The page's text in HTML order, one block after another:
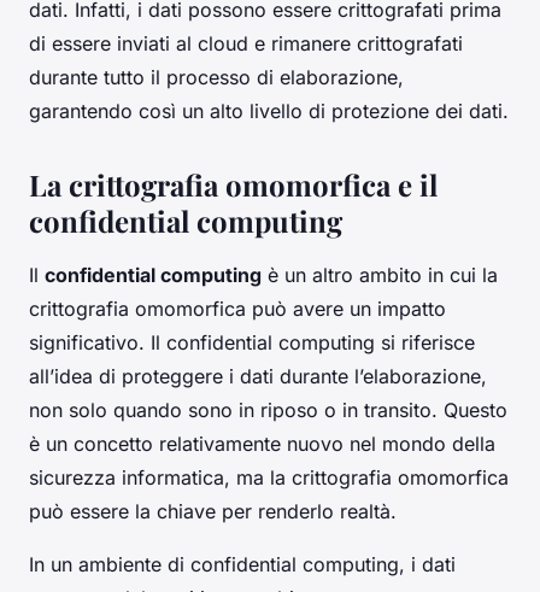
dati. Infatti, i dati possono essere crittografati prima
di essere inviati al cloud e rimanere crittografati
durante tutto il processo di elaborazione,
garantendo così un alto livello di protezione dei dati.
La crittografia omomorfica e il
confidential computing
Il confidential computing è un altro ambito in cui la
crittografia omomorfica può avere un impatto
significativo. Il confidential computing si riferisce
all’idea di proteggere i dati durante l’elaborazione,
non solo quando sono in riposo o in transito. Questo
è un concetto relativamente nuovo nel mondo della
sicurezza informatica, ma la crittografia omomorfica
può essere la chiave per renderlo realtà.
In un ambiente di confidential computing, i dati